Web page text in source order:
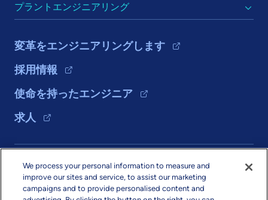
プラントエンジニアリング
変革をエンジニアリングします
採用情報
使命を持ったエンジニア
求人
会社情報
We process your personal information to measure and
improve our sites and service, to assist our marketing
campaigns and to provide personalised content and